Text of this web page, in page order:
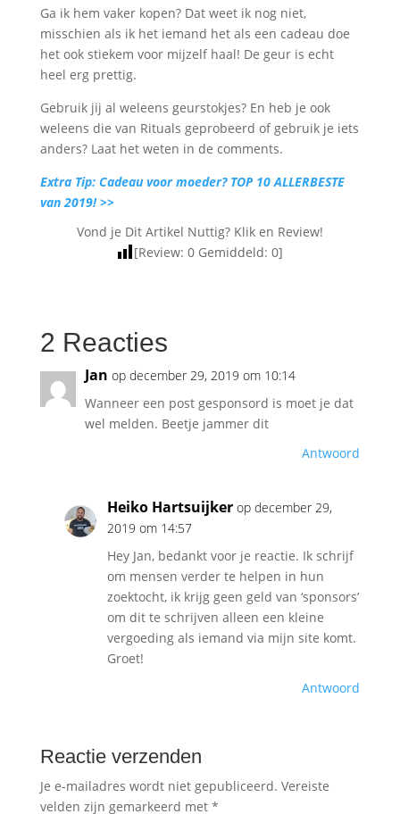
Ga ik hem vaker kopen? Dat weet ik nog niet,
misschien als ik het iemand het als een cadeau doe
het ook stiekem voor mijzelf haal! De geur is echt
heel erg prettig.
Gebruik jij al weleens geurstokjes? En heb je ook
weleens die van Rituals geprobeerd of gebruik je iets
anders? Laat het weten in de comments.
Extra Tip: Cadeau voor moeder? TOP 10 ALLERBESTE
van 2019! >>
Vond je Dit Artikel Nuttig? Klik en Review!
[Review:0 Gemiddeld:0]
2 Reacties
Jan op december 29, 2019 om 10:14
Wanneer een post gesponsord is moet je dat
wel melden. Beetje jammer dit
Antwoord
Heiko Hartsuijker op december 29,
2019 om 14:57
Hey Jan, bedankt voor je reactie. Ik schrijf
om mensen verder te helpen in hun
zoektocht, ik krijg geen geld van ‘sponsors’
om dit te schrijven alleen een kleine
vergoeding als iemand via mijn site komt.
Groet!
Antwoord
Reactie verzenden
Je e-mailadres wordt niet gepubliceerd. Vereiste
velden zijn gemarkeerd met *